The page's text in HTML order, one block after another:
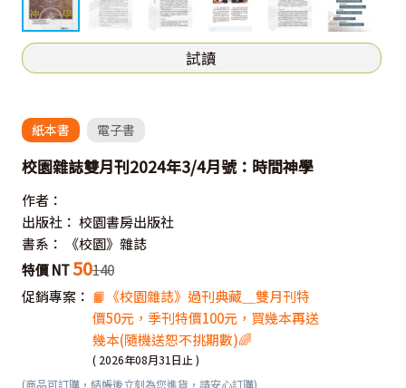
試讀
紙本書 電子書
校園雜誌雙月刊2024年3/4月號：時間神學
作者：
出版社： 校園書房出版社
書系：
《校園》雜誌
特價 NT50140
促銷專案： 📙《校園雜誌》過刊典藏＿雙月刊特
價50元，季刊特價100元，買幾本再送
幾本(隨機送恕不挑期數)🌈
( 2026年08月31日止 )
(商品可訂購，結帳後立刻為您進貨，請安心訂購)